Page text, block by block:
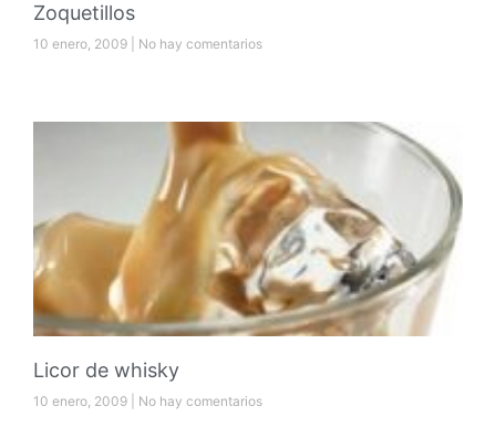
Zoquetillos
10 enero, 2009 No hay comentarios
Licor de whisky
10 enero, 2009 No hay comentarios